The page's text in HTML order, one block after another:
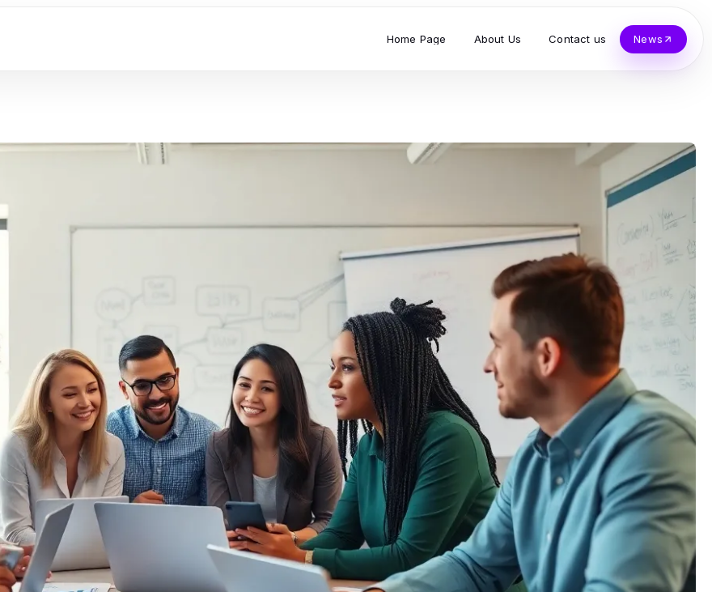
Home Page About Us Contact us News